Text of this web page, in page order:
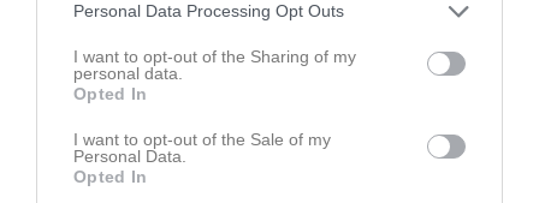
Personal Data Processing Opt Outs
I want to opt-out of the Sharing of my
personal data.
Opted In
I want to opt-out of the Sale of my
Personal Data.
Opted In
Dela Tweeta